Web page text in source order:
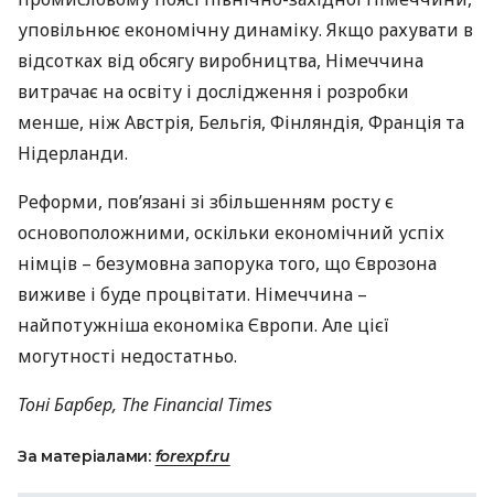
уповільнює економічну динаміку. Якщо рахувати в
відсотках від обсягу виробництва, Німеччина
витрачає на освіту і дослідження і розробки
менше, ніж Австрія, Бельгія, Фінляндія, Франція та
Нідерланди.
Реформи, пов’язані зі збільшенням росту є
основоположними, оскільки економічний успіх
німців – безумовна запорука того, що Єврозона
виживе і буде процвітати. Німеччина –
найпотужніша економіка Європи. Але цієї
могутності недостатньо.
Тоні Барбер, The Financial Times
За матеріалами: forexpf.ru